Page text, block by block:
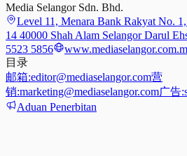
Media Selangor Sdn. Bhd.
Level 11, Menara Bank Rakyat No.
14 40000 Shah Alam Selangor Darul
5523 5856
目录
邮箱:editor@mediaselangor.com营
销:marketing@mediaselangor.com广告:
Aduan Penerbitan